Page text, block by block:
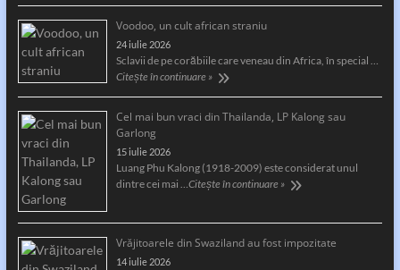
Voodoo, un cult african straniu
24 iulie 2026
Sclavii de pe corăbiile care veneau din Africa, în special …
Citește în continuare »
Cel mai bun vraci din Thailanda, LP Kalong sau
Garlong
15 iulie 2026
Luang Phu Kalong (1918-2009) este considerat unul
dintre cei mai …Citește în continuare »
Vrăjitoarele din Swaziland au fost impozitate
14 iulie 2026